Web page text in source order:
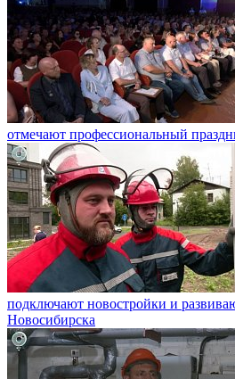
отмечают профессиональный
подключают новостройки и
Новосибирска